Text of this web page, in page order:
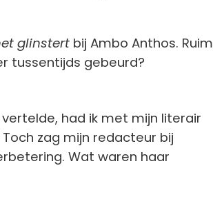
glinstert bij Ambo Anthos. Ruim
tussentijds gebeurd?
had ik met mijn literair
zag mijn redacteur bij
Wat waren haar